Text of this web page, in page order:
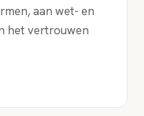
aan wet- en
het vertrouwen